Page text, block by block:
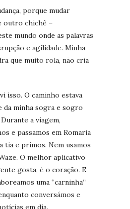
porque mudar
outro chichê –
mundo onde as palavras
e agilidade. Minha
que muito rola, não cria
isso. O caminho estava
da minha sogra e sogro
a viagem,
e passamos em Romaria
tia e primos. Nem usamos
O melhor aplicativo
gosta, é o coração. E
uma “carninha”
conversámos e
em dia.